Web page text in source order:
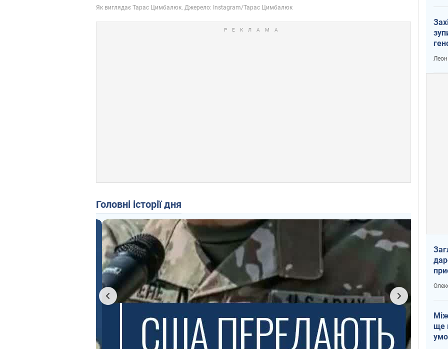
Головні історії дня
ще